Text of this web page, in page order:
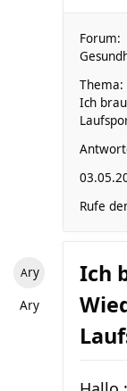
Forum:
Thema:
Ich
Rufe
Ary
Ary
Ich